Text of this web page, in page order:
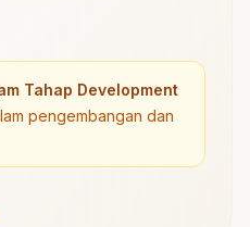
Tahap Development
pengembangan dan